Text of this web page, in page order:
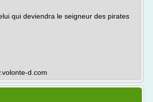
qui deviendra le seigneur des pirates
d.com